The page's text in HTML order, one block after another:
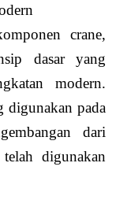
crane,
dasar yang
modern.
digunakan pada
dari
digunakan